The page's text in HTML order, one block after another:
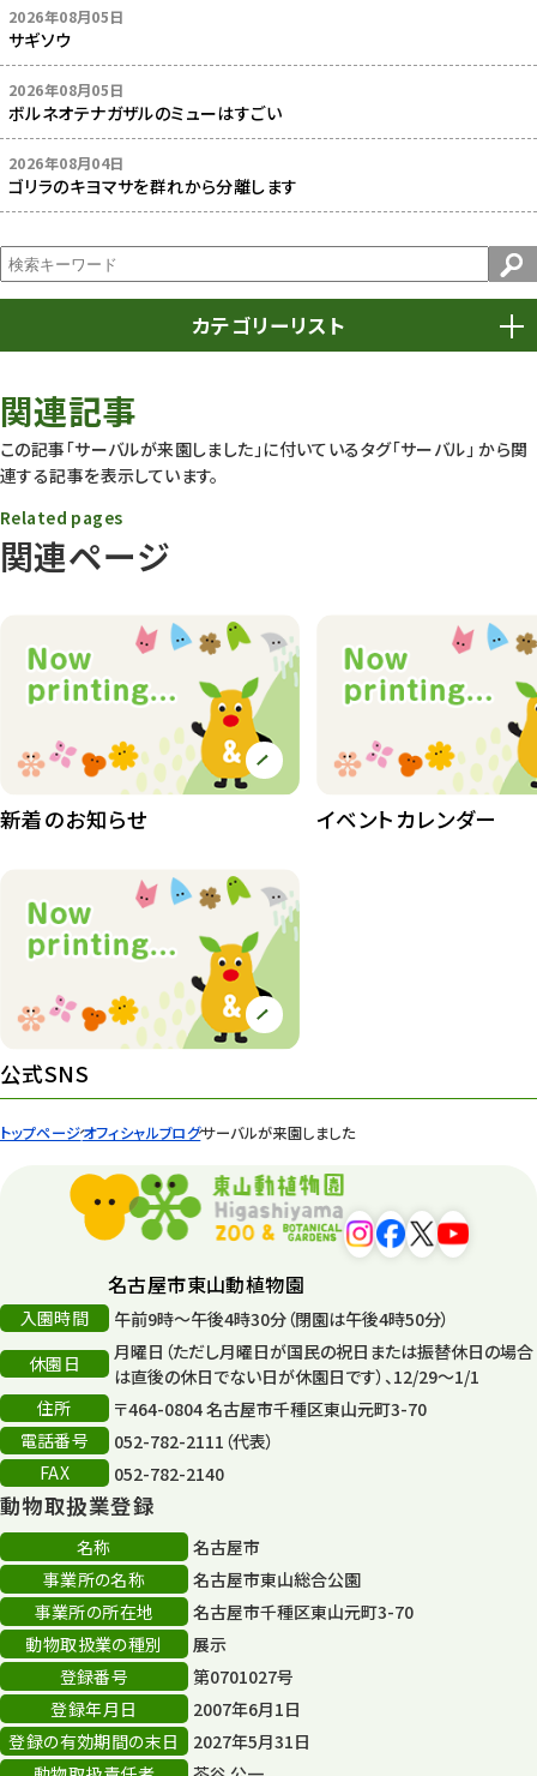
トップページオフィシャルブログサーバルが来園しました
2026年08月05日
サギソウ
2026年08月05日
ボルネオテナガザルのミューはすごい
2026年08月04日
ゴリラのキヨマサを群れから分離します
カテゴリーリスト
動物園
動物園長のZooコラム
動物園その他
407
植物園長の庭
植物園 その他 423
83
イベント
園内の様子
遊園地 6
平和公園
再生
再生フォーラム 14
80周年
その他
その他イベント
スカイタワー
年末年始のイベント
秋まつり
関連記事
この記事「サーバルが来園しました」に付いているタグ「サーバル」 から関
連する記事を表示しています。
関連ページ
Related pages
新着のお知らせ イベントカレンダー
公式SNS
名古屋市東山動植物園
入園時間
午前9時～午後4時30分（閉園は午後4時50分）
休園日
月曜日（ただし月曜日が国民の祝日または振替休日の場合
は直後の休日でない日が休園日です）、12/29～1/1
住所
〒464-0804 名古屋市千種区東山元町3-70
電話番号
052-782-2111（代表）
FAX
052-782-2140
動物取扱業登録
名称
名古屋市
事業所の名称
名古屋市東山総合公園
事業所の所在地
名古屋市千種区東山元町3-70
動物取扱業の種別
展示
登録番号
第0701027号
登録年月日
2007年6月1日
登録の有効期間の末日
2027年5月31日